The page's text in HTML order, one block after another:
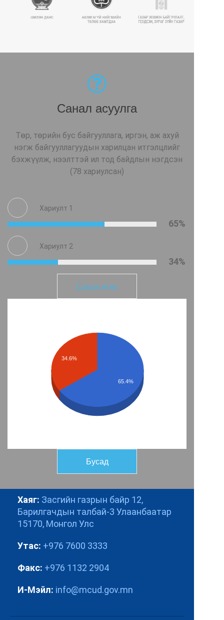
Санал асуулга
Төр, төрийн бус байгууллага, иргэн, аж ахуй
нэгж байгууллагуудын харилцан итгэлцлийг
бэхжүүлж, нээлттэй ил тод байдлын нэгдсэн
(78 хариулсан)
Хариулт 1
65%
Хариулт 2
34%
Санал өгөх
34.6%
65.4%
Бусад
Хаяг: Засгийн газрын байр 12,
Барилгачдын талбай-3 Улаанбаатар
15170, Монгол Улс
Утас: +976 7600 3333
Факс: +976 1132 2904
И-Мэйл: info@mcud.gov.mn